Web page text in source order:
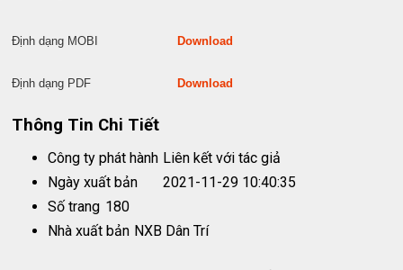
Định dạng MOBI Download
Định dạng PDF Download
Thông Tin Chi Tiết
Công ty phát hành Liên kết với tác giả
Ngày xuất bản
2021-11-29 10:40:35
Số trang 180
Nhà xuất bản NXB Dân Trí